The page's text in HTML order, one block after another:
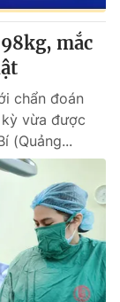
có sự chấp
phát hành lại
mắc
chẩn đoán
vừa được
(Quảng...